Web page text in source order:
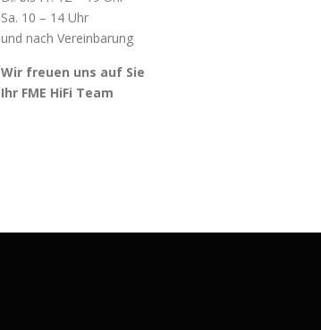
Sa. 10 – 14 Uhr
und nach Vereinbarung
Wir freuen uns auf Sie
Ihr FME HiFi Team